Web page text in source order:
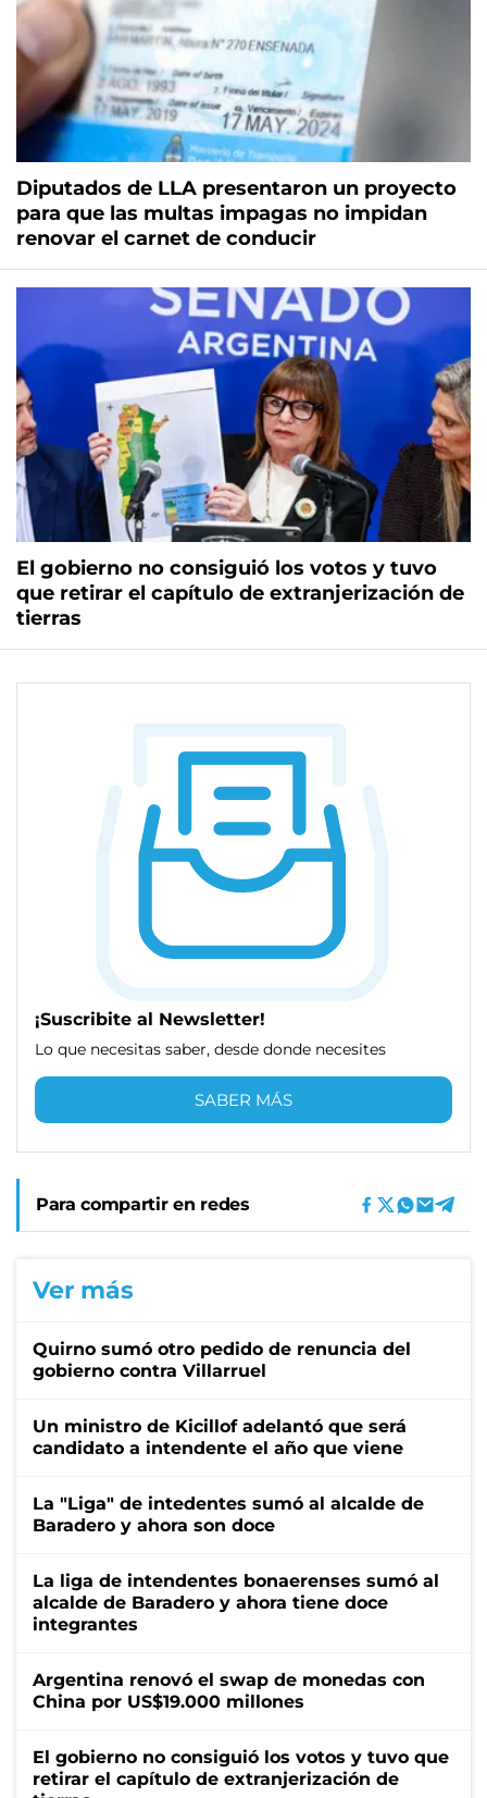
Diputados de LLA presentaron un proyecto
para que las multas impagas no impidan
renovar el carnet de conducir
El gobierno no consiguió los votos y tuvo
que retirar el capítulo de extranjerización de
tierras
¡Suscribite al Newsletter!
Lo que necesitas saber, desde donde necesites
SABER MÁS
Para compartir en redes
Ver más
Quirno sumó otro pedido de renuncia del
gobierno contra Villarruel
Un ministro de Kicillof adelantó que será
candidato a intendente el año que viene
La "Liga" de intedentes sumó al alcalde de
Baradero y ahora son doce
La liga de intendentes bonaerenses sumó al
alcalde de Baradero y ahora tiene doce
integrantes
Argentina renovó el swap de monedas con
China por US$19.000 millones
El gobierno no consiguió los votos y tuvo que
retirar el capítulo de extranjerización de